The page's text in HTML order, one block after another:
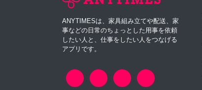
ANYTIMESは、家具組み立てや配送、家
事などの日常のちょっとした用事を依頼
したい人と、仕事をしたい人をつなげる
アプリです。